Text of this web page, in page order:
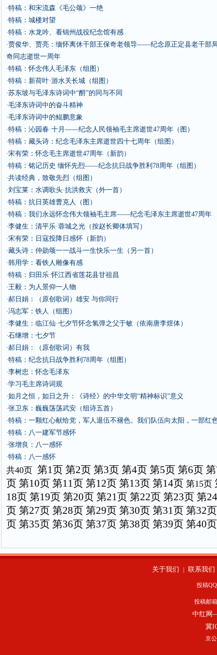
·特稿：和宋流森《毛公颂》一绝
·特稿：城楼对望
·特稿：水龙吟、看锦州战役纪念馆有感
·贾俊华、贾亮：缅怀离休干部王保奇老领导——纪念原正定县老干部
奇同志逝世一周年
·特稿：怀念伟人毛泽东（组图）
·特稿：新荷叶·游水关长城（组图）
·苏东坡与毛泽东诗词中“酹”的同与不同
·毛泽东诗词中的奋斗精神
·毛泽东诗词中的鲲鹏意象
·特稿：沁园春·十月——纪念人民领袖毛主席逝世47周年（图）
·特稿：藏头诗：纪念毛泽东主席逝世四十七周年（组图）
·宋有荣：怀念毛主席逝世47周年（新韵）
·特稿：铭记历史 缅怀先烈——纪念抗日战争胜利78周年（组图）
·共读经典，致敬先烈（组图）
·刘宝莱：水调歌头·抗洪救灾（外一首）
·特稿：抗日英雄曹克人（图）
·特稿：我们永远怀念伟大领袖毛主席——纪念毛泽东主席逝世47周年
·李健生：清平乐·蓉城之光（按赵长卿体填写）
·宋有荣：日寇投降日感怀（新韵）
·藏头诗：仲勋颂一一战斗一生快乐一生（另一首）
·韩用学：看铁人雕像有感
·特稿：归田乐·怀江西省莲花县甘祖昌
·王毅：为人景仰一人物
·郝日娟：（原创歌词）雄安 与你同行
·冯志军：铁人（组图）
·李健生：临江仙·七夕节怀念氢弹之父于敏（依南唐李煜体）
·石继增：七夕节
·郝日娟：（原创歌词）有我
·特稿：纪念抗日战争胜利78周年（组图）
·李树忠：怀念毛泽东
·学习毛主席诗词观
·如月之恒，如日之升：《诗经》的中华文明“精神标识”意义
·张卫东：巍巍荡荡武安（组诗五首）
·特稿：一颗红心献给党，军人退伍不褪色。我们队伍向太阳，一部红
·特稿：八一建军节感怀
·张增良：八一感怀
·特稿：八一感怀
共40页 第1页 第2页 第3页 第4页 第5页 第6页
页 第10页 第11页 第12页 第13页 第14页 第15页
18页 第19页 第20页 第21页 第22页 第23页 第
页 第27页 第28页 第29页 第30页 第31页 第32页
页 第35页 第36页 第37页 第38页 第39页 第40页
关于我们 联系我们
投稿
投稿邮
中红网
冀
京